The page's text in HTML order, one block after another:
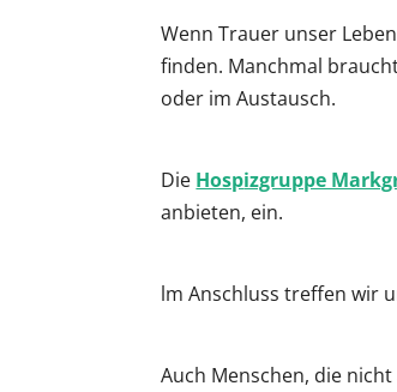
Wenn Trauer unser
finden. Manchmal
oder im Austausch.
Die Hospizgruppe
anbieten, ein.
lm Anschluss treffen wir
Auch Menschen, die